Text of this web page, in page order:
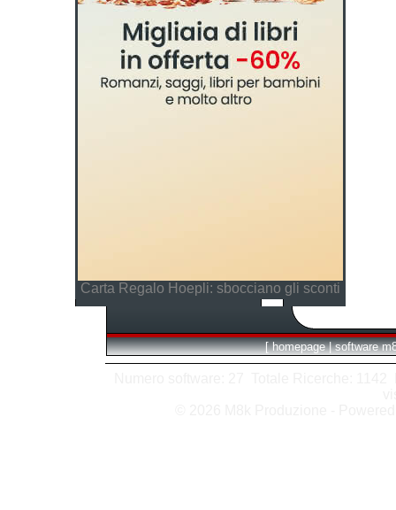
Carta Regalo Hoepli: sbocciano gli sconti
[ homepage | software